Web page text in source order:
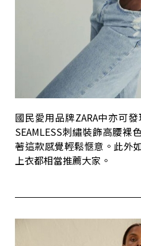
國民愛用品牌ZARA中亦可
SEAMLESS刺繡裝飾高腰裸
著這款感覺輕鬆愜意。此外
上衣都相當推薦大家。